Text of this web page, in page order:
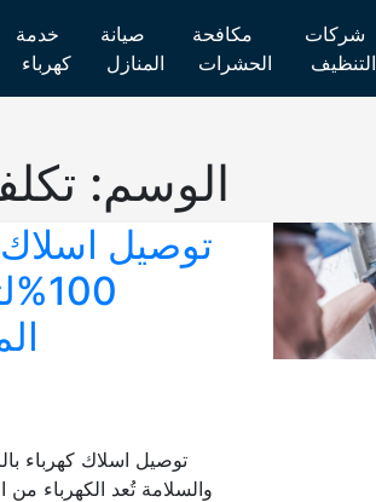
شركات
التنظيف
مكافحة
الحشرات
صيانة
المنازل
خدمة
كهرباء
الوسم:
توصيل اسلاك
توصيل اسلاك كهرباء
والسلامة تُعد الكهرباء من